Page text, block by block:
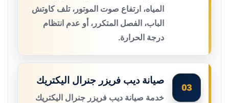
المياه، ارتفاع صوت الموتور، تلف كاوتش
الباب، الفصل المتكرر، أو عدم انتظام
درجة الحرارة.
03
صيانة ديب فريزر جنرال اليكتريك
خدمة صيانة ديب فريزر جنرال اليكتريك